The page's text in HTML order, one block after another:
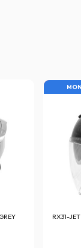
LES
RX31-